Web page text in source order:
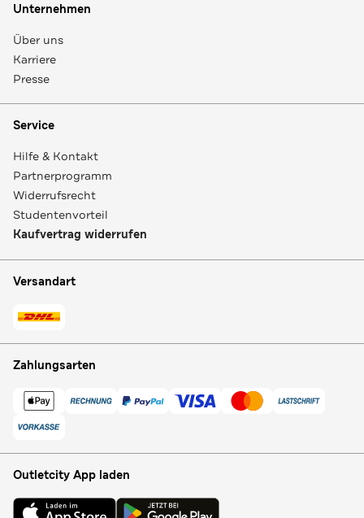
Unternehmen
Über uns
Karriere
Presse
Service
Hilfe & Kontakt
Partnerprogramm
Widerrufsrecht
Studentenvorteil
Kaufvertrag widerrufen
Versandart
Zahlungsarten
Outletcity App laden